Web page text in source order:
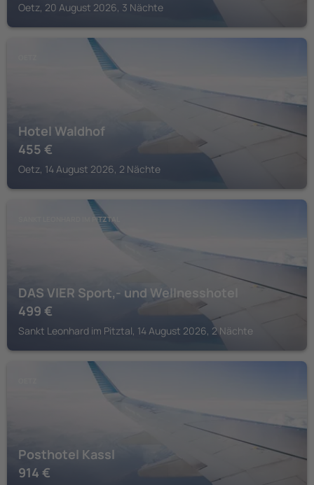
Oetz, 20 August 2026, 3 Nächte
Hotel Waldhof
455 €
Oetz, 14 August 2026, 2 Nächte
SANKT LEONHARD IM PITZTAL
DAS VIER Sport,- und Wellnesshotel
499 €
Sankt Leonhard im Pitztal, 14 August 2026, 2 Nächte
Posthotel Kassl
914 €